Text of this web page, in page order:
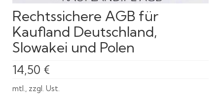
Rechtssichere AGB für
Kaufland Deutschland,
Slowakei und Polen
14,50 €
mtl., zzgl. Ust.